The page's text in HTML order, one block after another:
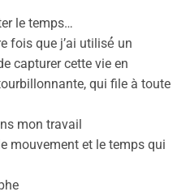
le temps…
fois que j’ai utilisé́ un
capturer cette vie en
qui file à toute
mon travail
mouvement et le temps qui